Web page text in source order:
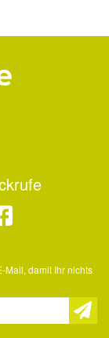
Mail, damit Ihr nichts